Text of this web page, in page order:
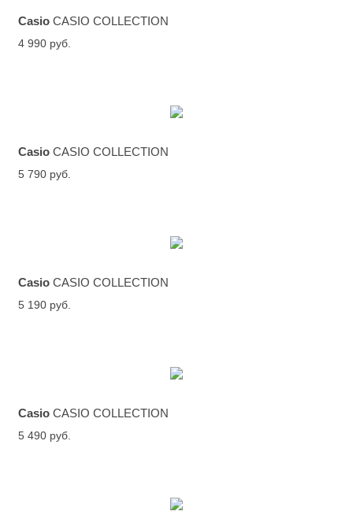
Casio CASIO COLLECTION
4 990 руб.
Casio CASIO COLLECTION
5 790 руб.
Casio CASIO COLLECTION
5 190 руб.
Casio CASIO COLLECTION
5 490 руб.